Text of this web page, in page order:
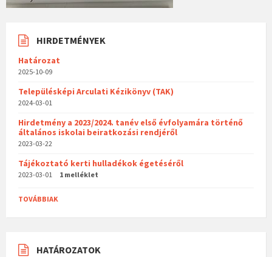
HIRDETMÉNYEK
Határozat
2025-10-09
Településképi Arculati Kézikönyv (TAK)
2024-03-01
Hirdetmény a 2023/2024. tanév első évfolyamára történő
általános iskolai beiratkozási rendjéről
2023-03-22
Tájékoztató kerti hulladékok égetéséről
2023-03-01 1 melléklet
TOVÁBBIAK
HATÁROZATOK